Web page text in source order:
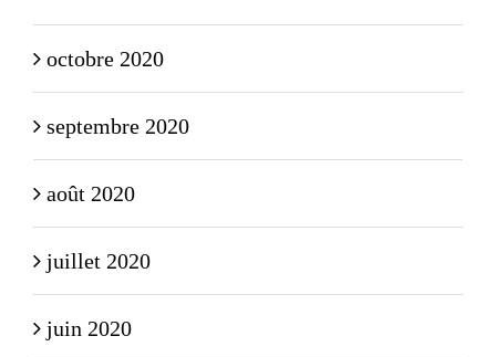
octobre 2020
septembre 2020
août 2020
juillet 2020
juin 2020